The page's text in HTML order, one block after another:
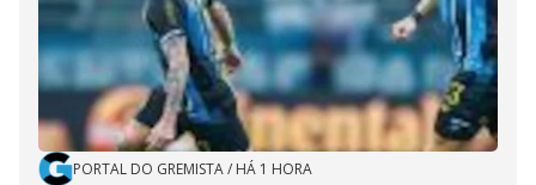
PORTAL DO GREMISTA/ HÁ 1 HORA